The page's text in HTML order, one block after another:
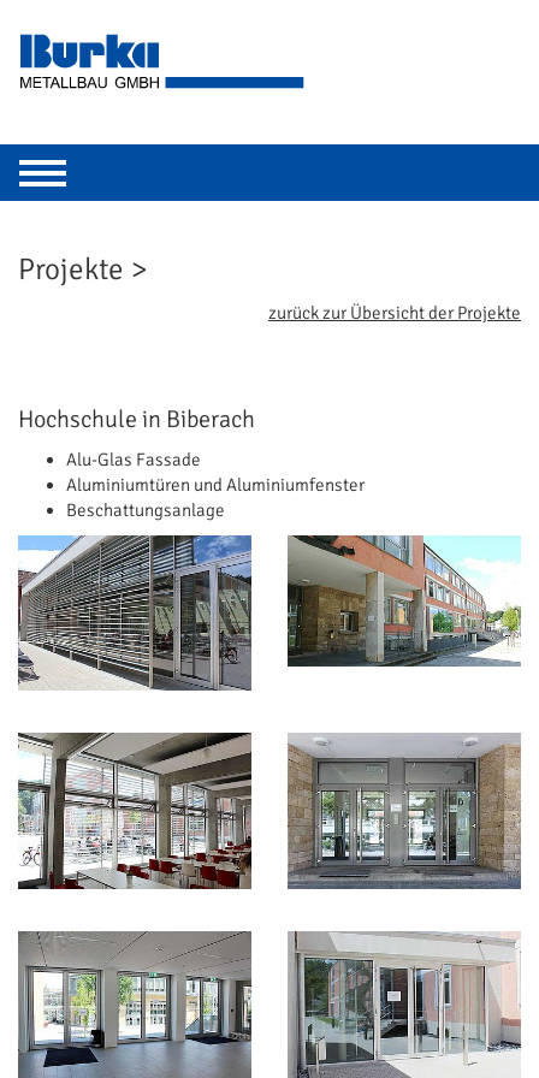
Toggle
navigation
Projekte >
zurück zur Übersicht der Projekte
Hochschule in Biberach
Alu-Glas Fassade
Aluminiumtüren und Aluminiumfenster
Beschattungsanlage